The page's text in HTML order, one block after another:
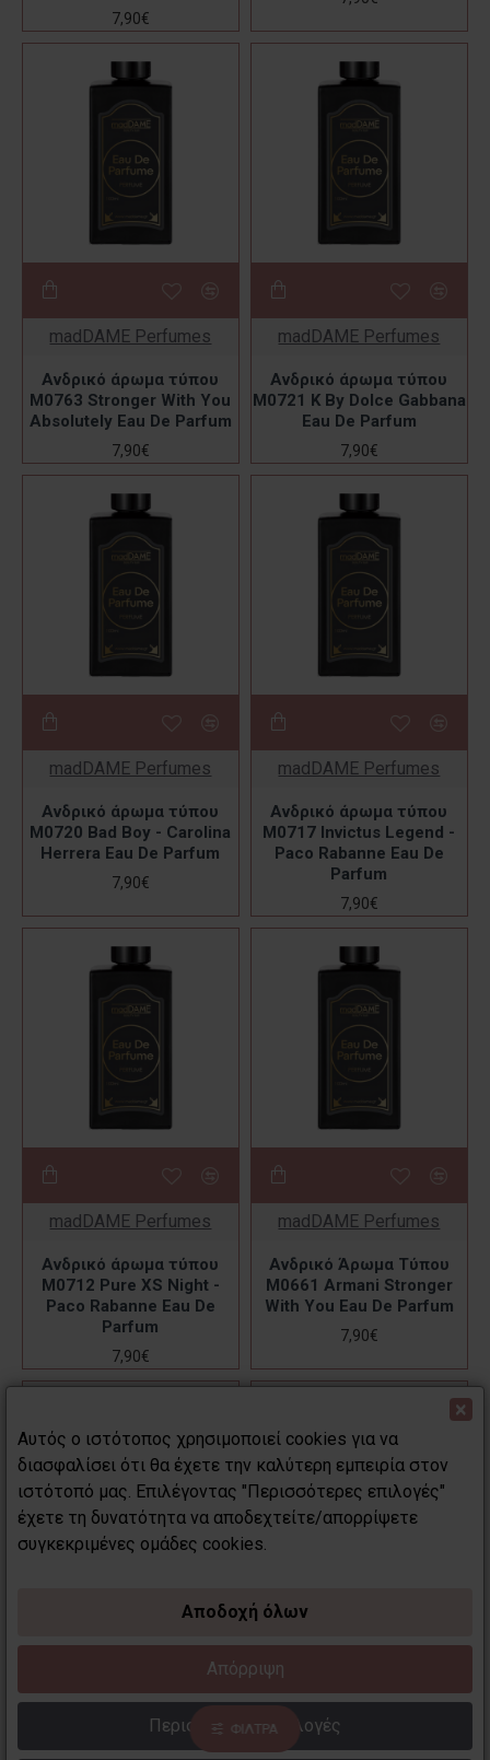
7,90€
madDAME Perfumes
Ανδρικό άρωμα τύπου
M0763 Stronger With You
Absolutely Eau De Parfum
7,90€
madDAME Perfumes
Ανδρικό άρωμα τύπου
M0721 K By Dolce Gabbana
Eau De Parfum
7,90€
madDAME Perfumes
Ανδρικό άρωμα τύπου
M0720 Bad Boy - Carolina
Herrera Eau De Parfum
7,90€
madDAME Perfumes
Ανδρικό άρωμα τύπου
M0717 Invictus Legend -
Paco Rabanne Eau De
Parfum
7,90€
madDAME Perfumes
Ανδρικό άρωμα τύπου
M0712 Pure XS Night -
Paco Rabanne Eau De
Parfum
7,90€
madDAME Perfumes
Ανδρικό Άρωμα Τύπου
M0661 Armani Stronger
With You Eau De Parfum
7,90€
madDAME Perfumes
Ανδρικό άρωμα τύπου
M0629 Bad Diesel Eau De
madDAME Perfumes
Ανδρικό άρωμα τύπου
M0590 Boss Bottled - Hugo
×
Αυτός ο ιστότοπος χρησιμοποιεί cookies για να
διασφαλίσει ότι θα έχετε την καλύτερη εμπειρία στον
ιστότοπό μας. Επιλέγοντας "Περισσότερες επιλογές"
έχετε τη δυνατότητα να αποδεχτείτε/απορρίψετε
συγκεκριμένες ομάδες cookies.
Αποδοχή όλων
Απόρριψη
Περισσότερες επιλογές
ΦΙΛΤΡΑ